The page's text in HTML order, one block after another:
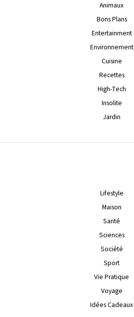
Animaux
Bons Plans
Entertainment
Environnement
Cuisine
Recettes
High-Tech
Insolite
Jardin
Lifestyle
Maison
Santé
Sciences
Société
Sport
Vie Pratique
Voyage
Idées Cadeaux